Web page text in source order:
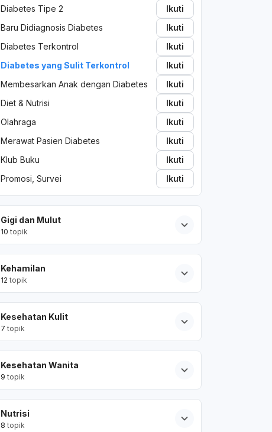
Diabetes Tipe 2
Ikuti
Baru Didiagnosis Diabetes
Ikuti
Diabetes Terkontrol
Ikuti
Diabetes yang Sulit Terkontrol
Ikuti
Membesarkan Anak dengan Diabetes
Ikuti
Diet & Nutrisi
Ikuti
Olahraga
Ikuti
Merawat Pasien Diabetes
Ikuti
Klub Buku
Ikuti
Promosi, Survei
Ikuti
Gigi dan Mulut
10 topik
Kehamilan
12 topik
Kesehatan Kulit
7 topik
Kesehatan Wanita
9 topik
Nutrisi
8 topik